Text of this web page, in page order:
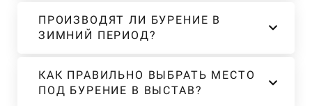
ПРОИЗВОДЯТ ЛИ БУРЕНИЕ В
ЗИМНИЙ ПЕРИОД?
КАК ПРАВИЛЬНО ВЫБРАТЬ МЕСТО
ПОД БУРЕНИЕ В ВЫСТАВ?